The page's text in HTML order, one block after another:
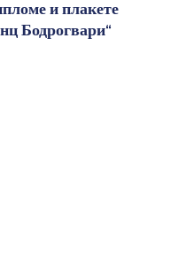
и плакете
Бодрогвари“